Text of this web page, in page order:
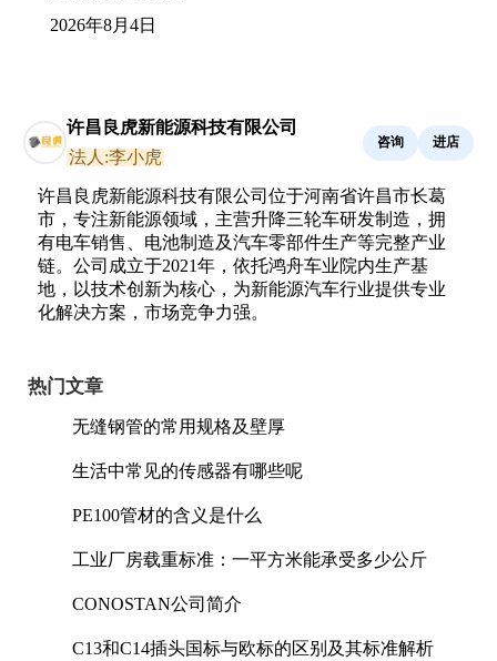
2026年8月4日
许昌良虎新能源科技有限公司
法人:李小虎
咨询 进店
许昌良虎新能源科技有限公司位于河南省许昌市长葛
市，专注新能源领域，主营升降三轮车研发制造，拥
有电车销售、电池制造及汽车零部件生产等完整产业
链。公司成立于2021年，依托鸿舟车业院内生产基
地，以技术创新为核心，为新能源汽车行业提供专业
化解决方案，市场竞争力强。
热门文章
无缝钢管的常用规格及壁厚
生活中常见的传感器有哪些呢
PE100管材的含义是什么
工业厂房载重标准：一平方米能承受多少公斤
CONOSTAN公司简介
C13和C14插头国标与欧标的区别及其标准解析